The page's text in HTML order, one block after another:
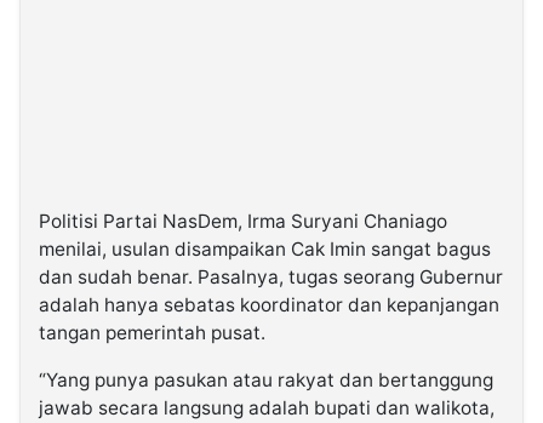
Politisi Partai NasDem, Irma Suryani Chaniago
menilai, usulan disampaikan Cak Imin sangat bagus
dan sudah benar. Pasalnya, tugas seorang Gubernur
adalah hanya sebatas koordinator dan kepanjangan
tangan pemerintah pusat.
“Yang punya pasukan atau rakyat dan bertanggung
jawab secara langsung adalah bupati dan walikota,